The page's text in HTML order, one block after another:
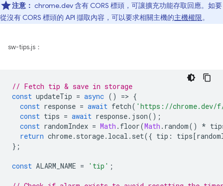
注意： chrome.dev 含有 CORS 標頭，可讓擴充功能存取回應。如要
從沒有 CORS 標頭的 API 擷取內容，可以要求相關主機的主機權限。
sw-tips.js：
// Fetch tip & save in storage
const updateTip = async () => {
const response = await fetch( 'https://chrome.dev/
const tips = await response. json();
const randomIndex = Math . floor(Math . random() *
return chrome. storage. local . set({ tip : tips[
};
const ALARM_NAME = 'tip' ;